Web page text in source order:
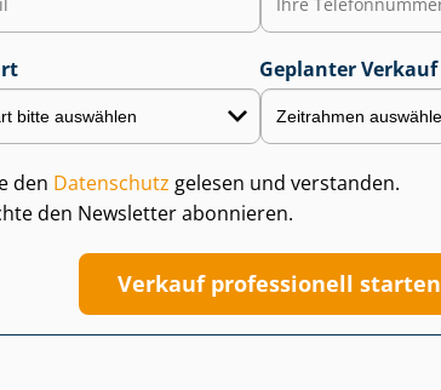
Geplanter Verkauf
den Datenschutz gelesen und verstanden.
den Newsletter abonnieren.
Verkauf professionell starten